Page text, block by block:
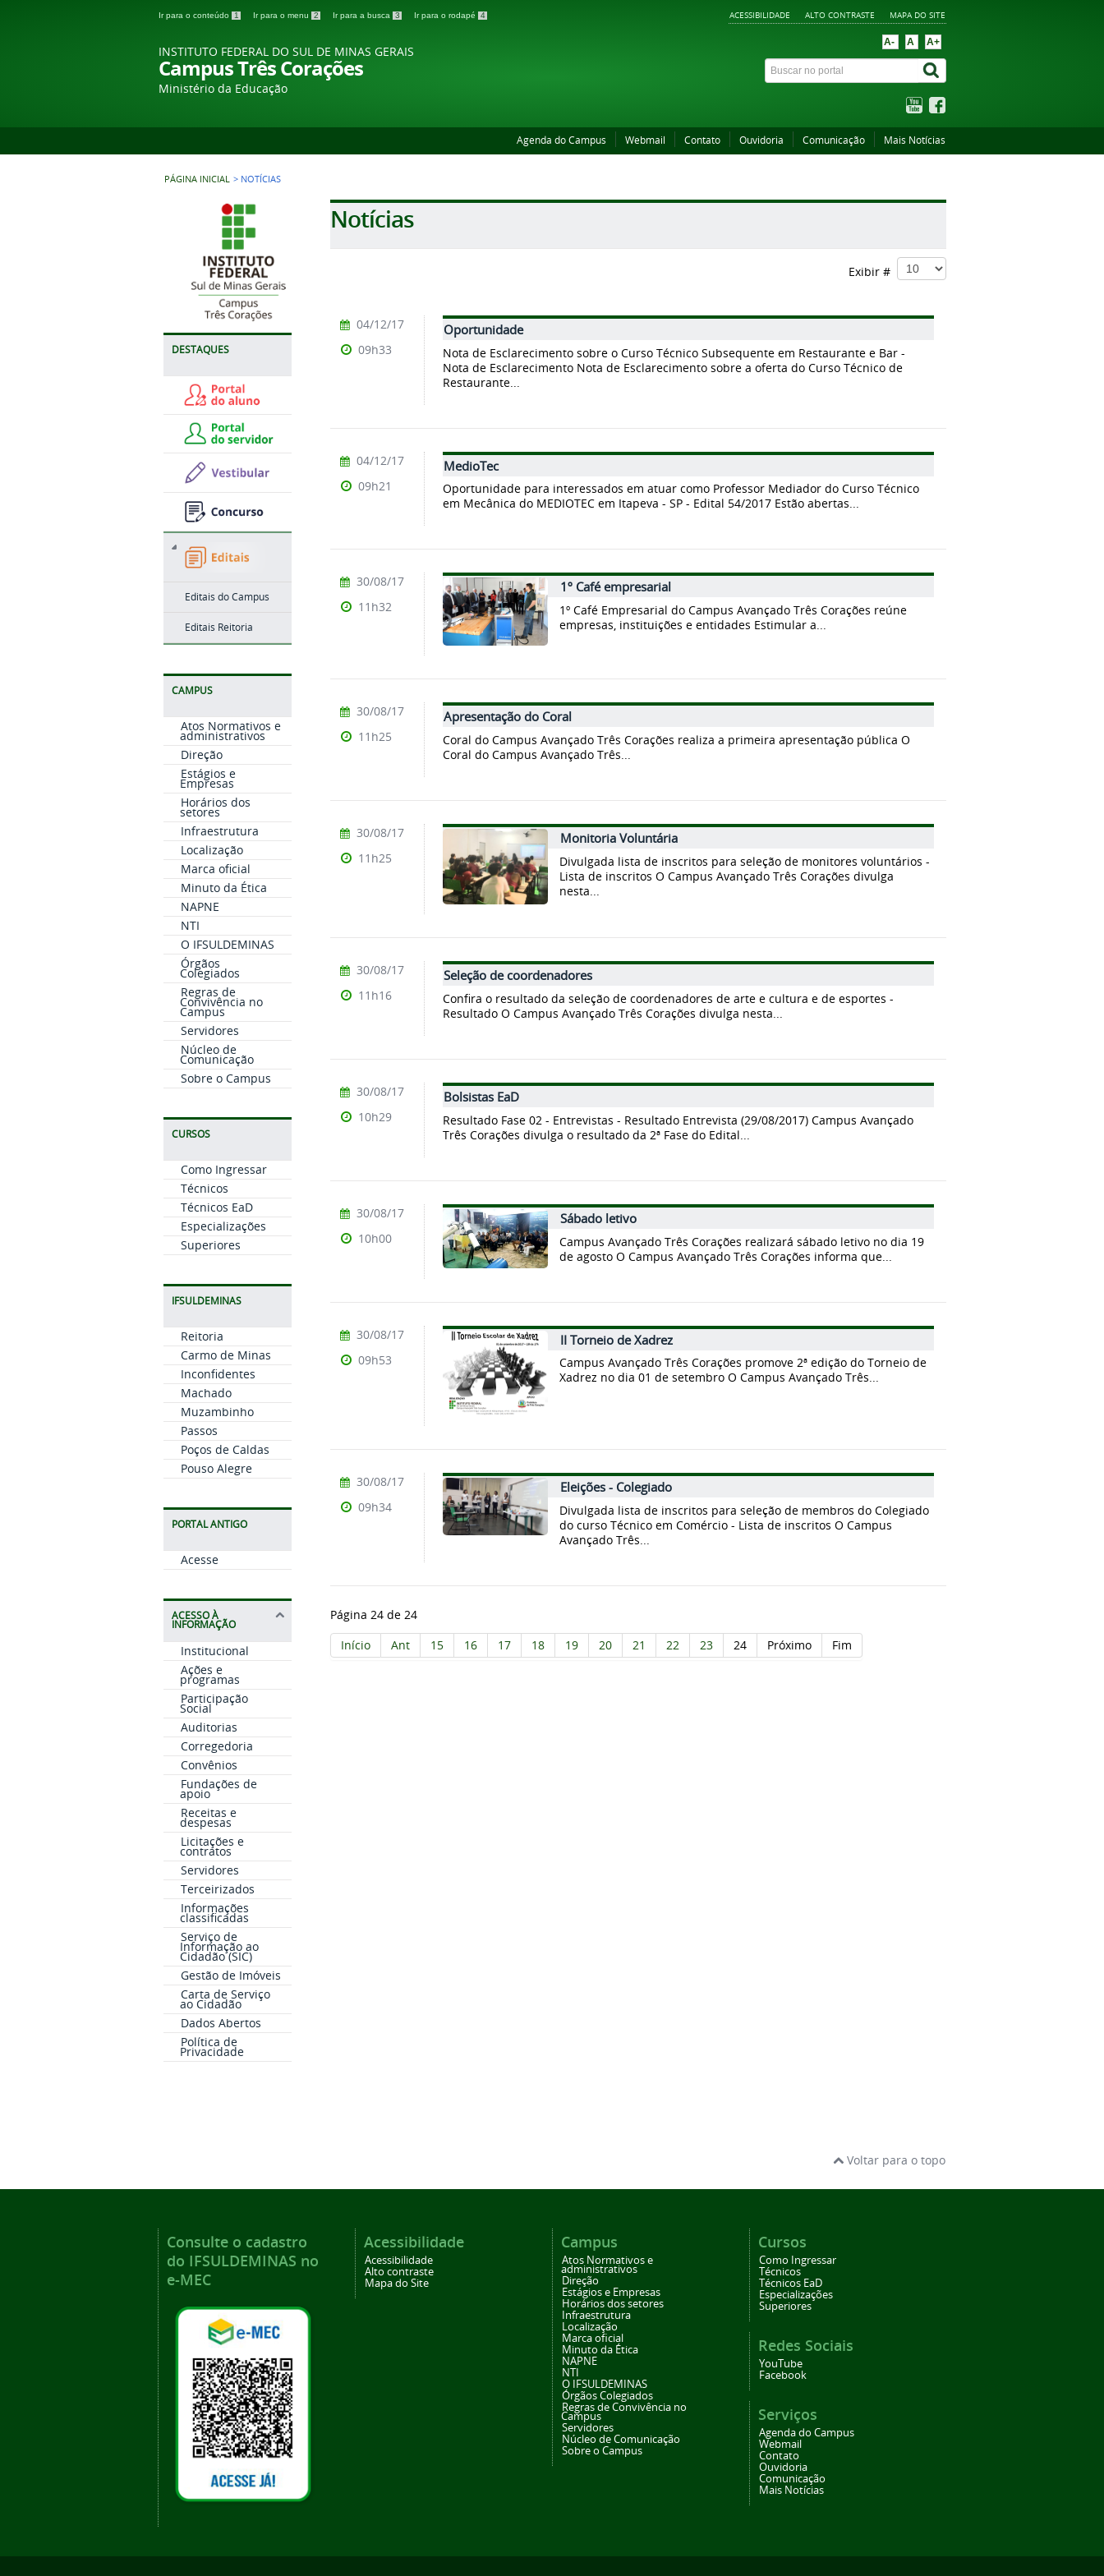
Ir para o conteúdo 1 Ir para o menu 2 Ir para a busca 3 Ir para o rodapé 4 ACESSIBILIDADE ALTO CONTRASTE MAPA DO SITE
INSTITUTO FEDERAL DO SUL DE MINAS GERAIS
Campus Três Corações
Ministério da Educação
A- A A+
Agenda do Campus Webmail Contato Ouvidoria Comunicação Mais Notícias
PÁGINA INICIAL > NOTÍCIAS
DESTAQUES
Editais do Campus
Editais Reitoria
CAMPUS
Atos Normativos e
administrativos
Direção
Estágios e
Empresas
Horários dos
setores
Infraestrutura
Localização
Marca oficial
Minuto da Ética
NAPNE
NTI
O IFSULDEMINAS
Órgãos
Colegiados
Regras de
Convivência no
Campus
Servidores
Núcleo de
Comunicação
Sobre o Campus
CURSOS
Como Ingressar
Técnicos
Técnicos EaD
Especializações
Superiores
IFSULDEMINAS
Reitoria
Carmo de Minas
Inconfidentes
Machado
Muzambinho
Passos
Poços de Caldas
Pouso Alegre
PORTAL ANTIGO
Acesse
ACESSO À
INFORMAÇÃO
Institucional
Ações e
programas
Participação
Social
Auditorias
Corregedoria
Convênios
Fundações de
apoio
Receitas e
despesas
Licitações e
contratos
Servidores
Terceirizados
Informações
classificadas
Serviço de
Informação ao
Cidadão (SIC)
Gestão de Imóveis
Carta de Serviço
ao Cidadão
Dados Abertos
Política de
Privacidade
Notícias
Exibir #
Oportunidade
Nota de Esclarecimento sobre o Curso Técnico Subsequente em Restaurante e Bar -
Nota de Esclarecimento Nota de Esclarecimento sobre a oferta do Curso Técnico de
Restaurante...
04/12/17
09h33
MedioTec
Oportunidade para interessados em atuar como Professor Mediador do Curso Técnico
em Mecânica do MEDIOTEC em Itapeva - SP - Edital 54/2017 Estão abertas...
04/12/17
09h21
1º Café empresarial
1º Café Empresarial do Campus Avançado Três Corações reúne
empresas, instituições e entidades Estimular a...
30/08/17
11h32
Apresentação do Coral
Coral do Campus Avançado Três Corações realiza a primeira apresentação pública O
Coral do Campus Avançado Três...
30/08/17
11h25
Monitoria Voluntária
Divulgada lista de inscritos para seleção de monitores voluntários -
Lista de inscritos O Campus Avançado Três Corações divulga
nesta...
30/08/17
11h25
Seleção de coordenadores
Confira o resultado da seleção de coordenadores de arte e cultura e de esportes -
Resultado O Campus Avançado Três Corações divulga nesta...
30/08/17
11h16
Bolsistas EaD
Resultado Fase 02 - Entrevistas - Resultado Entrevista (29/08/2017) Campus Avançado
Três Corações divulga o resultado da 2ª Fase do Edital...
30/08/17
10h29
Sábado letivo
Campus Avançado Três Corações realizará sábado letivo no dia 19
de agosto O Campus Avançado Três Corações informa que...
30/08/17
10h00
II Torneio de Xadrez
Campus Avançado Três Corações promove 2ª edição do Torneio de
Xadrez no dia 01 de setembro O Campus Avançado Três...
30/08/17
09h53
Eleições - Colegiado
Divulgada lista de inscritos para seleção de membros do Colegiado
do curso Técnico em Comércio - Lista de inscritos O Campus
Avançado Três...
30/08/17
09h34
Página 24 de 24
Início
Ant 15 16 17 18 19 20 21 22 23 24 Próximo Fim
Voltar para o topo
Consulte o cadastro
do IFSULDEMINAS no
e-MEC
Acessibilidade
Acessibilidade
Alto contraste
Mapa do Site
Campus
Atos Normativos e
administrativos
Direção
Estágios e Empresas
Horários dos setores
Infraestrutura
Localização
Marca oficial
Minuto da Ética
NAPNE
NTI
O IFSULDEMINAS
Órgãos Colegiados
Regras de Convivência no
Campus
Servidores
Núcleo de Comunicação
Sobre o Campus
Cursos
Como Ingressar
Técnicos
Técnicos EaD
Especializações
Superiores
Redes Sociais
YouTube
Facebook
Serviços
Agenda do Campus
Webmail
Contato
Ouvidoria
Comunicação
Mais Notícias